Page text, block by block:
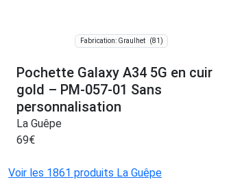
Fabrication: Graulhet (81)
Pochette Galaxy A34 5G en cuir
gold – PM-057-01 Sans
personnalisation
La Guêpe
69€
Voir les 1861 produits La Guêpe